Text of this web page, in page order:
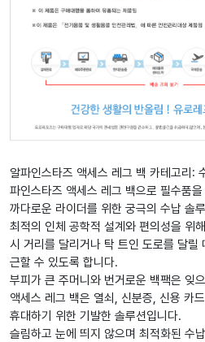
알파인스타즈 액세스 레그 백 카테고리:
파인스타즈 액세스 레그 백으로 필수품
까다로운 라이더를 위한 궁극의 수납 솔
최적의 인체 공학적 설계와 편의성을 위
시 거리를 달리거나 탁 트인 도로를 달릴
근할 수 있도록 합니다.
부피가 큰 주머니와 번거로운 백팩은 잊
액세스 레그 백은 열쇠, 신분증, 신용 카
휴대하기 위한 기발한 솔루션입니다.
슬림하고 눈에 띄지 않으며 최적화된 수